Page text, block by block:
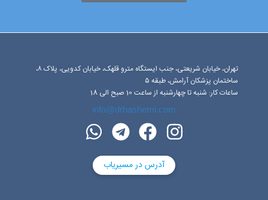
تهران، خیابان شریعتی، جنب ایستگاه مترو قلهک، خیابان کدویی، پلاک ۸،
ساختمان پزشکان آرامش، طبقه ۵
ساعات کار: شنبه تا چهارشنبه از ساعت 10 صبح الی 18
info@drhashemi.com
آدرس در مسیریاب